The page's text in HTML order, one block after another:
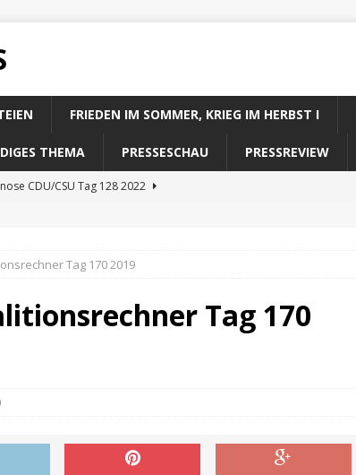
FRIEDEN IM SOMMER, KRIEG IM HERBST I
THEMA PRESSESCHAU PRESSREVIEW
CDU/CSU Tag 128 2022
Koalitionsrechner Tag 128 2022
Tag 170 2019
Tag 170